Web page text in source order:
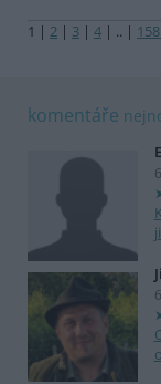
1 | 2 | 3 | 4 | .. |
komentáře